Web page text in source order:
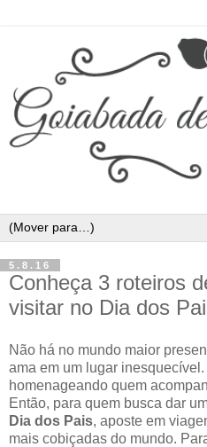
5.8.16
Conheça 3 roteiros
visitar no Dia dos
Não há no mundo maior
ama em um lugar
homenageando quem
Então, para quem busca dar
Dia dos Pais, aposte em
mais cobiçadas do mundo.